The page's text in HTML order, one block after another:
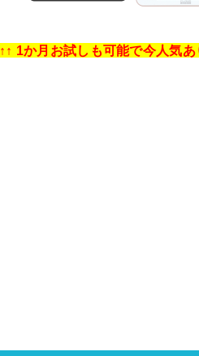
↑↑ 1か月お試しも可能で今人気